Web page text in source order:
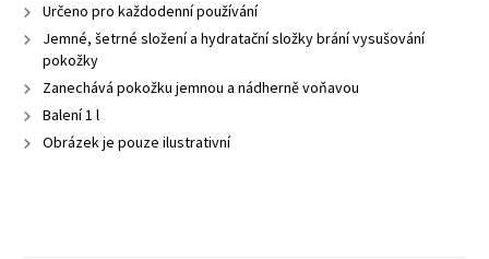
Určeno pro každodenní používání
Jemné, šetrné složení a hydratační složky brání vysušování
pokožky
Zanechává pokožku jemnou a nádherně voňavou
Balení 1 l
Obrázek je pouze ilustrativní